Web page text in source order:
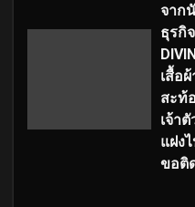
จาก
ธุรกิ
เสื้อ
สะท้
เจ้า
แฝง
ขอติ